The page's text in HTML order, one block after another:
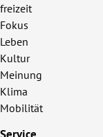
freizeit
Fokus
Leben
Kultur
Meinung
Klima
Mobilität
Service